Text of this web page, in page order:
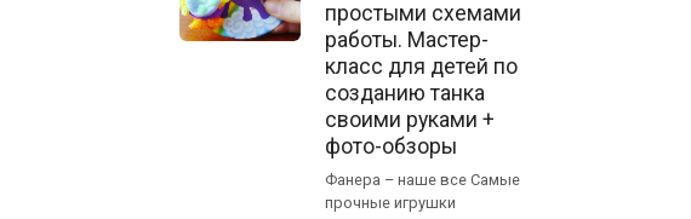
простыми схемами
работы. Мастер-
класс для детей по
созданию танка
своими руками +
фото-обзоры
Фанера – наше все Самые
прочные игрушки